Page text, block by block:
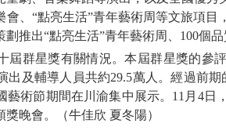
、“點亮生活”青年藝術周等文旅項
推出“點亮生活”青年藝術周、100個品
群星獎有關情況。本屆群星獎的參評
出及輔導人員共約29.5萬人。經過前
藝術節期間在川渝集中展示。11月4
晚會。（牛佳欣 夏冬陽）